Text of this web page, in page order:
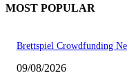
MOST POPULAR
Brettspiel Crowdfunding
09/08/2026